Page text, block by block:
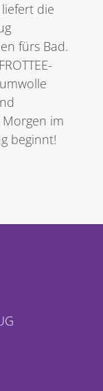
die
fürs Bad.
im
beginnt!